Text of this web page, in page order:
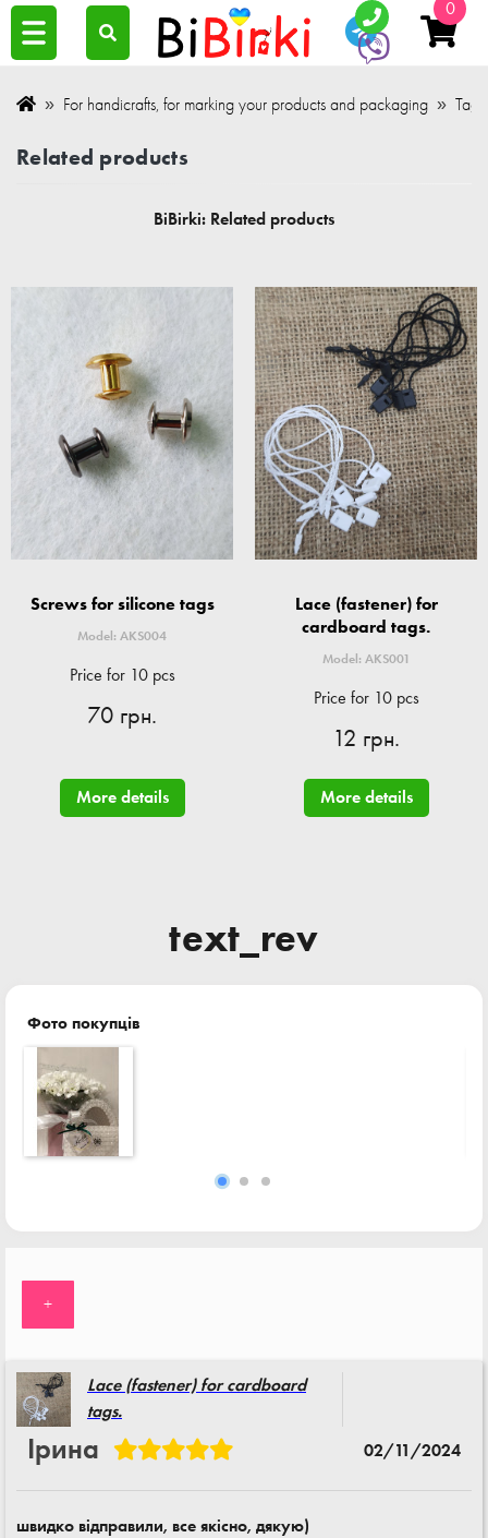
0
For handicrafts, for marking your products and packaging
Related products
BiBirki: Related products
Screws for silicone tags
Model: AKS004
Price for 10 pcs
70 грн.
More details
Lace (fastener) for
cardboard tags.
Model: AKS001
Price for 10 pcs
12 грн.
More details
text_rev
Фото покупців
+
Lace (fastener) for cardboard
tags.
Ірина 02/11/2024
швидко відправили, все якісно, дякую)